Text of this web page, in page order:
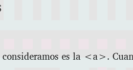
es la <a>.